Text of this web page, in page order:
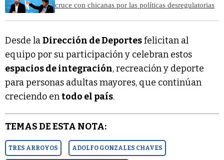
cruce con chicanas por las políticas desregulatorias
Desde laDirección de Deportesfelicitan al
equipo por su participación y celebran estos
espacios de integración, recreación y deporte
para personas adultas mayores, que continúan
creciendo entodo el país.
TEMAS DE ESTA NOTA:
TRES ARROYOS ADOLFO GONZALES CHAVES